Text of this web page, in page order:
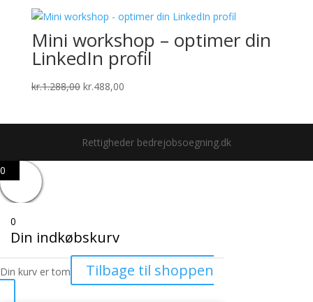
Mini workshop – optimer din
LinkedIn profil
kr.1.288,00 Den
kr.1.288,00.
kr.488,00Den
kr.488,00.
Rettigheder bedrejobsoegning.dk
0
0
Din indkøbskurv
Din kurv er tom Tilbage til shoppen